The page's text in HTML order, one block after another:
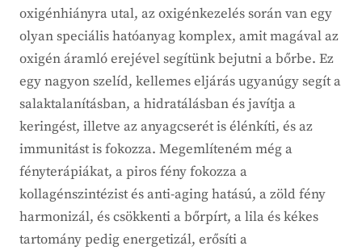
oxigénhiányra utal, az oxigénkezelés során van egy
olyan speciális hatóanyag komplex, amit magával az
oxigén áramló erejével segítünk bejutni a bőrbe. Ez
egy nagyon szelíd, kellemes eljárás ugyanúgy segít a
salaktalanításban, a hidratálásban és javítja a
keringést, illetve az anyagcserét is élénkíti, és az
immunitást is fokozza. Megemlíteném még a
fényterápiákat, a piros fény fokozza a
kollagénszintézist és anti-aging hatású, a zöld fény
harmonizál, és csökkenti a bőrpírt, a lila és kékes
tartomány pedig energetizál, erősíti a